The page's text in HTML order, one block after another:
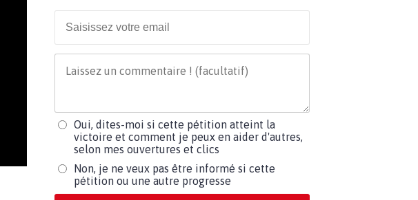
Oui, dites-moi si cette pétition atteint la
victoire et comment je peux en aider d'autres,
selon mes ouvertures et clics
Non, je ne veux pas être informé si cette
pétition ou une autre progresse